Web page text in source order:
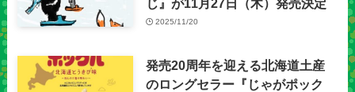
じ』が11月27日（木）発売決定
2025/11/20
発売20周年を迎える北海道土産
のロングセラー『じゃがポック